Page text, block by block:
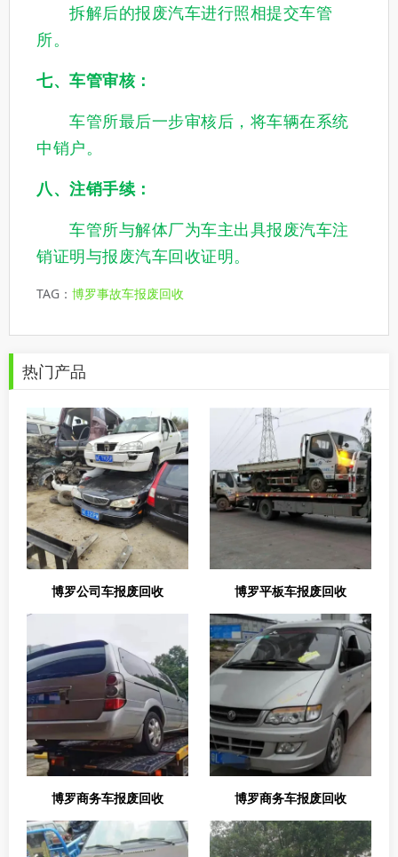
拆解后的报废汽车进行照相提交车管
所。
七、车管审核：
车管所最后一步审核后，将车辆在系统
中销户。
八、注销手续：
车管所与解体厂为车主出具报废汽车注
销证明与报废汽车回收证明。
TAG： 博罗事故车报废回收
热门产品
博罗公司车报废回收 博罗平板车报废回收
博罗商务车报废回收 博罗商务车报废回收